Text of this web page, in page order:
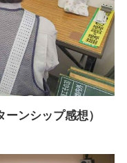
ンシップ感想）